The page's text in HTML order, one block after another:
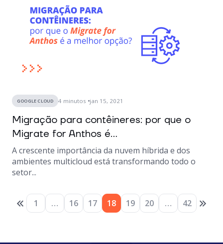
GOOGLE CLOUD 4 minutos jan 15, 2021
Migração para contêineres: por que o
Migrate for Anthos é...
A crescente importância da nuvem híbrida e dos
ambientes multicloud está transformando todo o
setor...
1 … 16 17 18 19 20 … 42